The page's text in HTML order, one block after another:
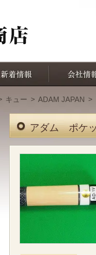
キュー ADAM JAPAN
アダム ポケ